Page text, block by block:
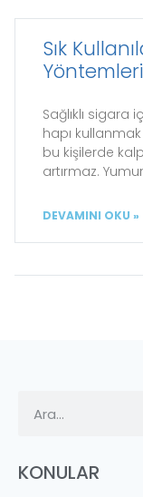
Sık
Yöntemleri
Sağlıklı
hapı
bu kişilerde
artırmaz.
DEVAMINI OKU »
KONULAR